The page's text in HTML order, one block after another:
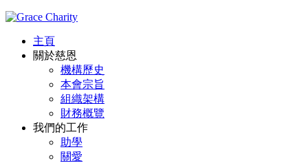
主頁
關於慈恩
機構歷史
本會宗旨
組織架構
財務概覽
我們的工作
助學
關愛